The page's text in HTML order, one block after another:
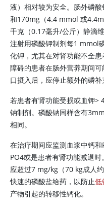
液）相对较为安全。肠外磷酸
和170mg（4.4 mmol 或
千克（0.17毫升/公斤）静滴
注射用磷酸钾制剂每1 mmol
化钾，尤其在对肾功能不全
障碍的患者在肠外营养期间
口摄入后，应停止额外的磷补
若患者有肾功能受损或血钾>
钠制剂。磷酸钠同样含有
相同。
在治疗期间应监测血浆中钙
PO4或是患者有肾功能减退
应超过7 mg/kg（70 kg成人
快速的磷酸盐给药，以防止低
产物引起的转移性钙化。